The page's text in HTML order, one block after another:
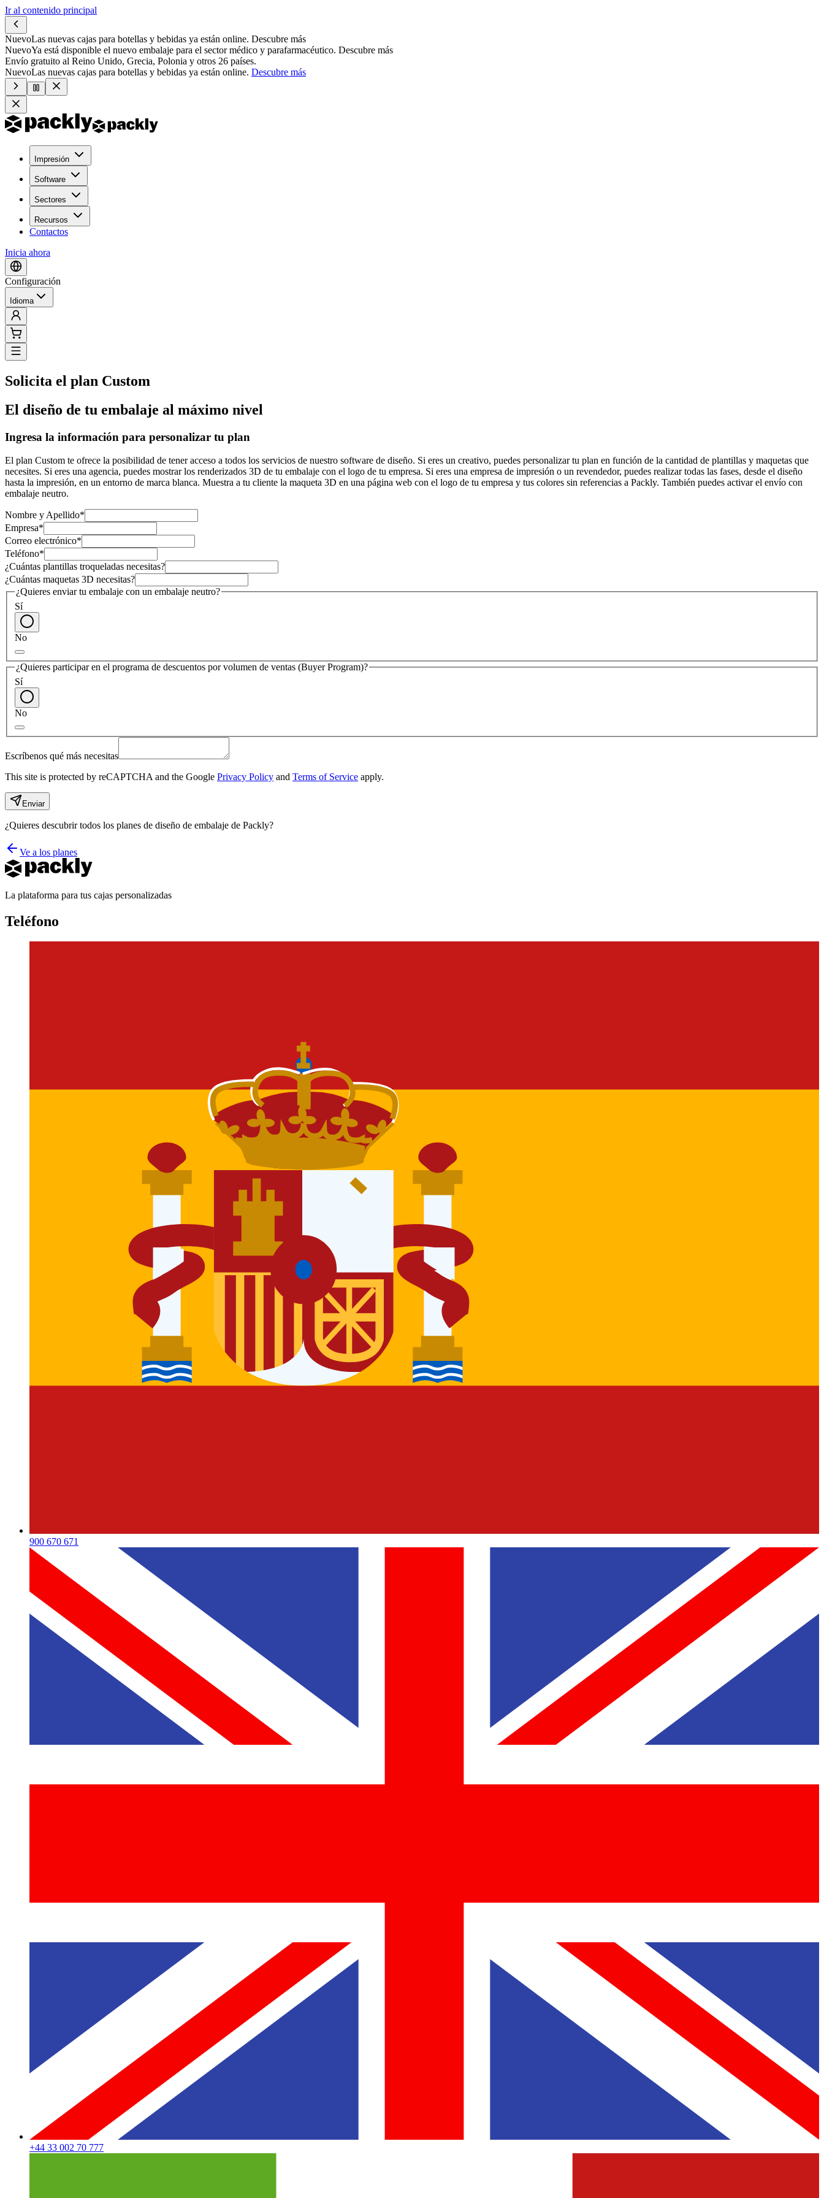
Ir al contenido principal
NuevoLas nuevas cajas para botellas y bebidas ya están online. Descubre más
NuevoYa está disponible el nuevo embalaje para el sector médico y parafarmacéutico. Descubre más
Envío gratuito al Reino Unido, Grecia, Polonia y otros 26 países.
NuevoLas nuevas cajas para botellas y bebidas ya están online. Descubre más
Impresión
Software
Sectores
Recursos
Contactos
Inicia ahora
Configuración
Idioma
Solicita el plan Custom
El diseño de tu embalaje al máximo nivel
Ingresa la información para personalizar tu plan
El plan Custom te ofrece la posibilidad de tener acceso a todos los servicios de nuestro software de diseño. Si eres un creativo, puedes personalizar tu plan en función de la cantidad de plantillas y maquetas que
necesites. Si eres una agencia, puedes mostrar los renderizados 3D de tu embalaje con el logo de tu empresa. Si eres una empresa de impresión o un revendedor, puedes realizar todas las fases, desde el diseño
hasta la impresión, en un entorno de marca blanca. Muestra a tu cliente la maqueta 3D en una página web con el logo de tu empresa y tus colores sin referencias a Packly. También puedes activar el envío con
embalaje neutro.
Nombre y Apellido*
Empresa*
Correo electrónico*
Teléfono*
¿Cuántas plantillas troqueladas necesitas?
¿Cuántas maquetas 3D necesitas?
¿Quieres enviar tu embalaje con un embalaje neutro?
Sí
No
¿Quieres participar en el programa de descuentos por volumen de ventas (Buyer Program)?
Sí
No
Escríbenos qué más necesitas
This site is protected by reCAPTCHA and the Google Privacy Policy and Terms of Service apply.
Enviar
¿Quieres descubrir todos los planes de diseño de embalaje de Packly?
Ve a los planes
La plataforma para tus cajas personalizadas
Teléfono
900 670 671
+44 33 002 70 777